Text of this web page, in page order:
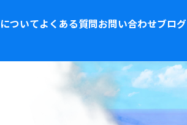
ついてよくある質問お問い合わせブログ